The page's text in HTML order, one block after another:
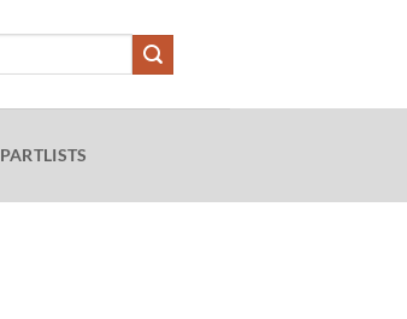
PARTLISTS